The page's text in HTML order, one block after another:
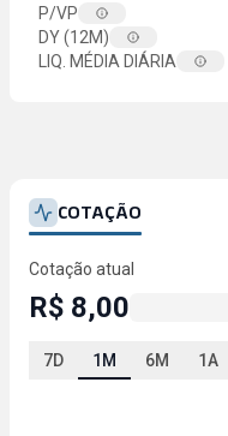
P/VP
DY (12M)
LIQ. MÉDIA DIÁRIA
COTAÇÃO
Cotação atual
R$ 8,00
7D 1M 6M 1A